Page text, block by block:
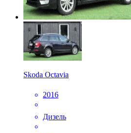
Skoda Octavia
2016
Дизель